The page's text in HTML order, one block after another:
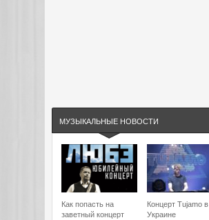
МУЗЫКАЛЬНЫЕ НОВОСТИ
Как попасть на
заветный концерт
Концерт Tujamo в
Украине